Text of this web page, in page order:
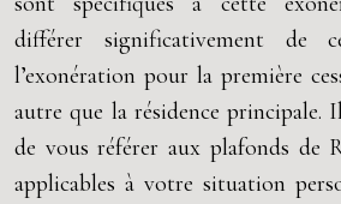
différer significativement de
l’exonération pour la première
autre que la résidence principale.
de vous référer aux plafonds de
applicables à votre situation